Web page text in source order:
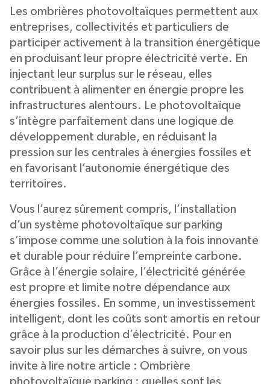
Les ombrières photovoltaïques permettent aux
entreprises, collectivités et particuliers de
participer activement à la transition énergétique
en produisant leur propre électricité verte. En
injectant leur surplus sur le réseau, elles
contribuent à alimenter en énergie propre les
infrastructures alentours. Le photovoltaïque
s’intègre parfaitement dans une logique de
développement durable, en réduisant la
pression sur les centrales à énergies fossiles et
en favorisant l’autonomie énergétique des
territoires.
Vous l’aurez sûrement compris, l’installation
d’un système photovoltaïque sur parking
s’impose comme une solution à la fois innovante
et durable pour réduire l’empreinte carbone.
Grâce à l’énergie solaire, l’électricité générée
est propre et limite notre dépendance aux
énergies fossiles. En somme, un investissement
intelligent, dont les coûts sont amortis en retour
grâce à la production d’électricité. Pour en
savoir plus sur les démarches à suivre, on vous
invite à lire notre article : Ombrière
photovoltaïque parking : quelles sont les